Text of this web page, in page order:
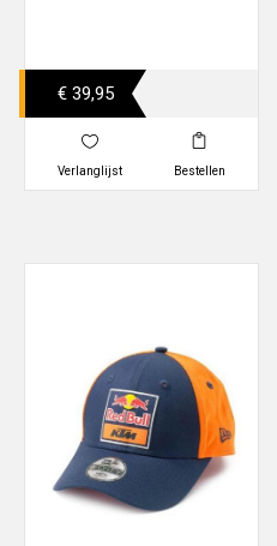
€ 39,95
Verlanglijst Bestellen